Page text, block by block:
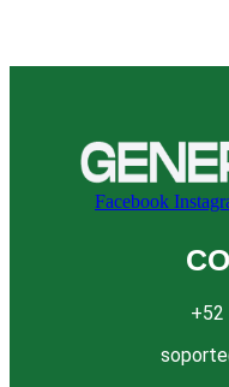
Facebook
+52